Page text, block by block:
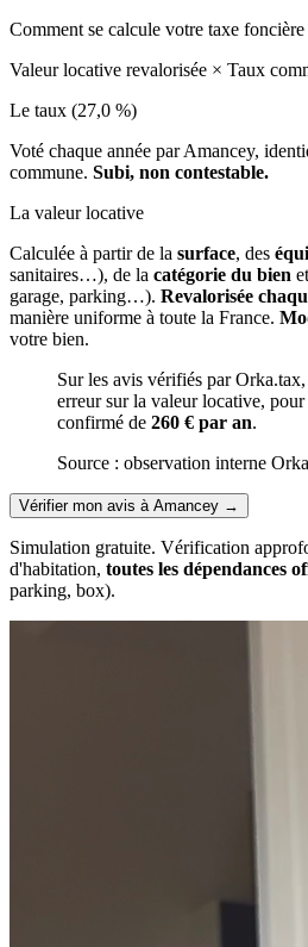
Comment se calcule votre taxe foncière
Valeur locative revalorisée × Taux
Le taux (27,0 %)
Voté chaque année par Amancey,
commune. Subi, non contestable.
La valeur locative
Calculée à partir de la surface, des
sanitaires…), de la catégorie du bien
garage, parking…). Revalorisée
manière uniforme à toute la France.
votre bien.
Sur les avis vérifiés par Orka.tax,
erreur sur la valeur locative,
confirmé de 260 € par an.
Source : observation interne
Vérifier mon avis à Amancey →
Simulation gratuite. Vérification
d'habitation, toutes les dépendances
parking, box).